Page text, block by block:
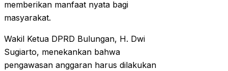
memberikan manfaat nyata bagi
masyarakat.
Wakil Ketua DPRD Bulungan, H. Dwi
Sugiarto, menekankan bahwa
pengawasan anggaran harus dilakukan